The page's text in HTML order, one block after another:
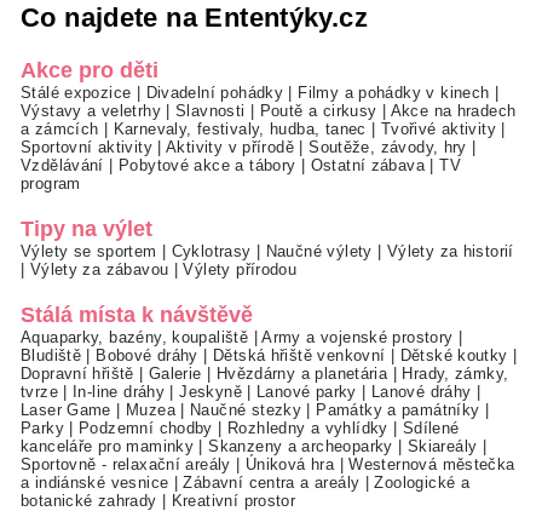
Co najdete na Ententýky.cz
Akce pro děti
Stálé expozice Divadelní pohádky Filmy a pohádky v kinech
Výstavy a veletrhy|Slavnosti Poutě a cirkusy
Akce na hradech
a zámcích
Karnevaly, festivaly, hudba, tanec Tvořivé aktivity
Sportovní aktivity|Aktivity v přírodě |Soutěže, závody, hry
Vzdělávání
Pobytové akce a tábory Ostatní zábava |TV
program
Tipy na výlet
Výlety se sportem Cyklotrasy Naučné výlety
Výlety za historií
Výlety za zábavou |Výlety přírodou
Stálá místa k návštěvě
Aquaparky, bazény, koupaliště |Army a vojenské prostory
Bludiště
Bobové dráhy Dětská hřiště venkovní Dětské koutky
Dopravní hřiště
Galerie Hvězdárny a planetária
Hrady, zámky,
tvrze| In-line dráhy |Jeskyně| Lanové parky Lanové dráhy
Laser Game
Muzea| Naučné stezky Památky a památníky
Parky| Podzemní chodby Rozhledny a vyhlídky
Sdílené
kanceláře pro maminky |Skanzeny a archeoparky Skiareály
Sportovně - relaxační areály
Úniková hra |Westernová městečka
a indiánské vesnice |Zábavní centra a areály |Zoologické a
botanické zahrady
Kreativní prostor